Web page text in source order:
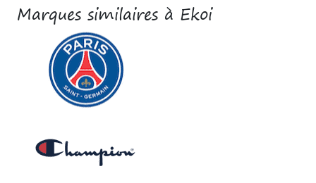
Marques similaires à Ekoi